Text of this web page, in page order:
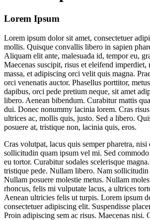
Lorem Ipsum
Lorem ipsum dolor sit amet, consectetuer
mollis. Quisque convallis libero in sapien
Aliquam elit ante, malesuada id, tempor eu,
Maecenas suscipit, risus et eleifend
massa, et adipiscing orci velit quis magna.
orci venenatis auctor. Phasellus porttitor,
dapibus, orci pede pretium neque, sit amet
libero. Aenean bibendum. Curabitur mattis
dui. Donec nonummy lacinia lorem. Cras risus
ultrices ac, mollis quis, justo. Sed a libero.
posuere at, tristique non, lacinia quis, eros.
Cras volutpat, lacus quis semper pharetra,
sollicitudin quam ipsum vel mi. Sed
eu tortor. Curabitur sodales scelerisque
tristique pede. Nullam libero. Nam sollicitudin
Nullam posuere molestie metus. Nullam
rhoncus, felis mi vulputate lacus, a ultrices
Aenean ultricies felis ut turpis. Lorem ipsum
consectetuer adipiscing elit. Suspendisse
Proin adipiscing sem ac risus. Maecenas nisi.